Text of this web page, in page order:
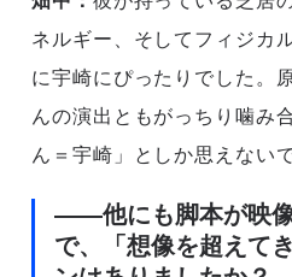
ネルギー、そしてフィジカ
に宇崎にぴったりでした。
んの演出ともがっちり噛み
ん＝宇崎」としか思えない
――他にも脚本が映
で、「想像を超えて